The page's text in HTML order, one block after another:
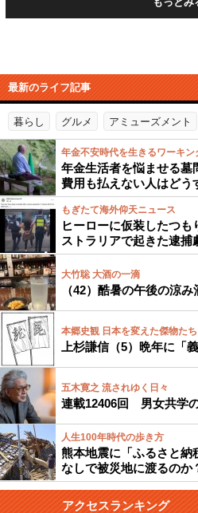
最新のライフ記事
暮らし グルメ アミューズメント
年金不安時代を生きるワーキン
年金生活者を悩ませる墓
費用も払えない人はどう
もぎたて海外仰天ニュース
ヒーローに仮装したつ
ストラリアで起きた逮捕
大竹聡 大酒の一滴
（42）酷暑の午後の涼み
本郷史観 日本を変えた傑物たち
上杉謙信（5）晩年に「
五木寛之 流されゆく日々
連載12406回 男女共学
人生100年時代の歩き方
熊本地震に「ふるさと
なしで被災地に渡るのか
アクセスランキング